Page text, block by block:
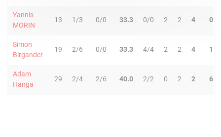
Yannis
MORIN
13 1/3 0/0 33.3 0/0 2 2 4 0
Simon
Birgander
19 2/6 0/0 33.3 4/4 2 2 4 1
Adam
Hanga
29 2/4 2/6 40.0 2/2 0 2 2 6